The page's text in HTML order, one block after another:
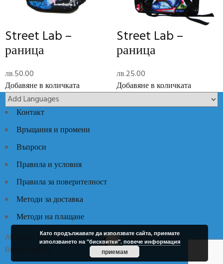
Reviews
Add Review
444650
Street Lab –
раница
лв.50.00
Добавяне в количката
Street Lab –
раница
лв.25.00
Добавяне в количката
Контакт
Връщания и промени
Въпроси
Правила и условия
Правила за поверителност
Методи за доставка
Методи на плащане
All Rights Reserved / Всички права запазени © 2017 -
Brandsmall.bg
Като продължавате да използвате сайта, приемате
използването на "бисквитки". повече информация
приемам